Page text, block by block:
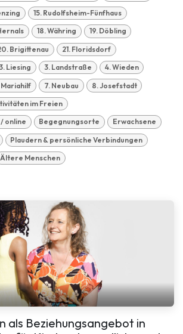
15. Rudolfsheim-Fünfhaus
18. Währing 19. Döbling
Brigittenau 21. Floridsdorf
Liesing 3. Landstraße 4. Wieden
Mariahilf 7. Neubau 8. Josefstadt
im Freien
online Begegnungsorte Erwachsene
Plaudern & persönliche Verbindungen
Ältere Menschen
als Beziehungsangebot in